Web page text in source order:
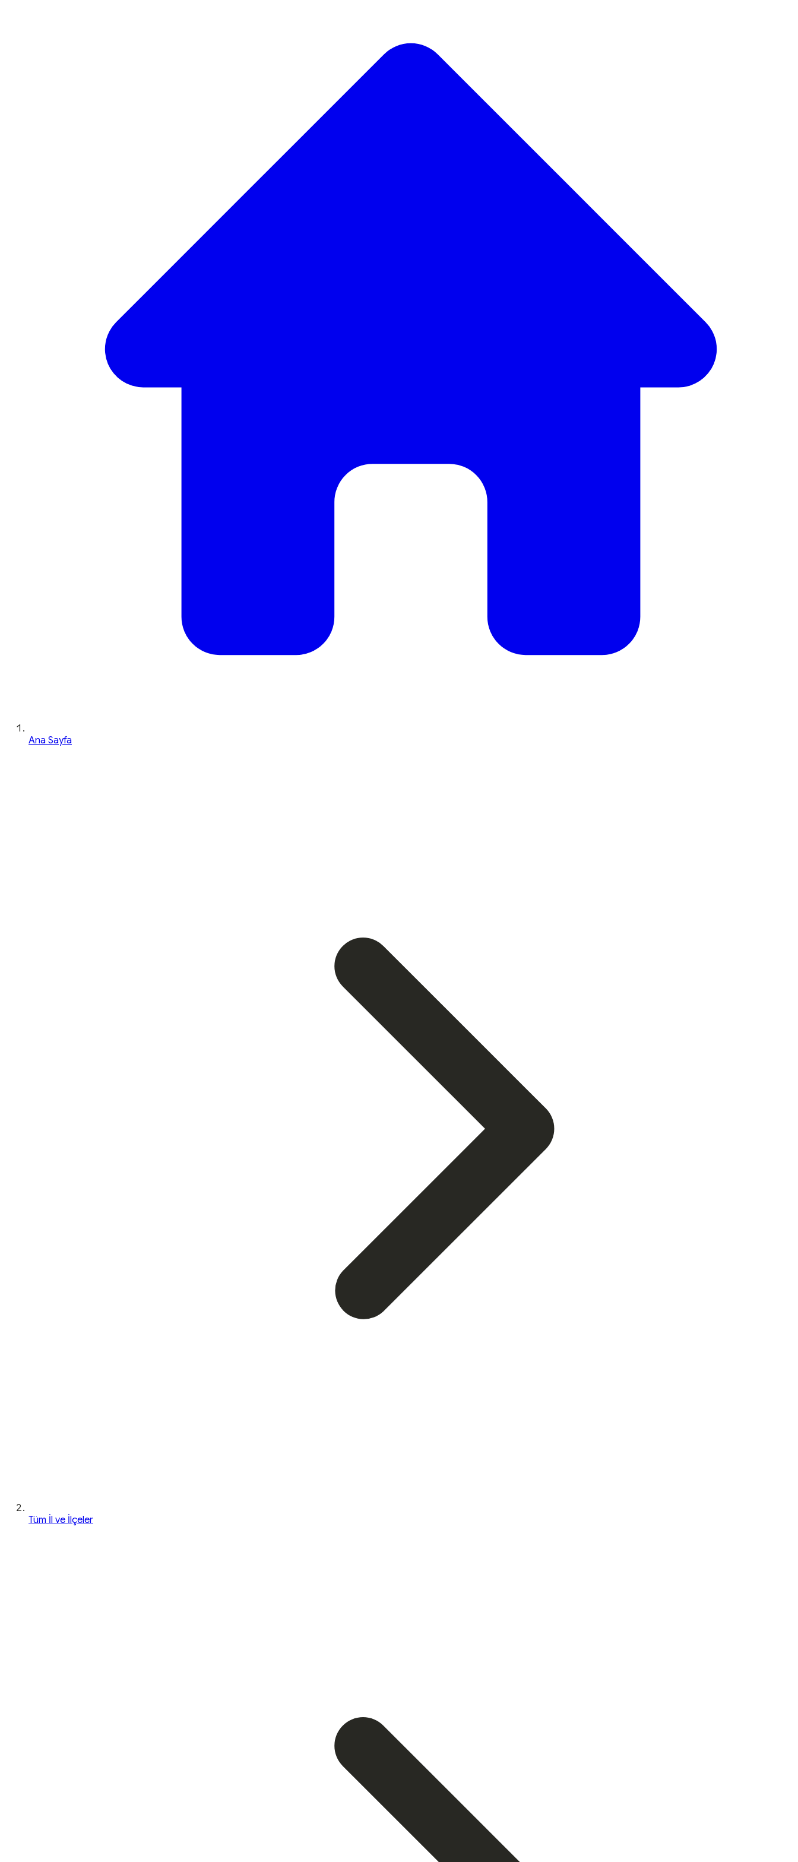
Ana Sayfa
Tüm İl ve İlçeler